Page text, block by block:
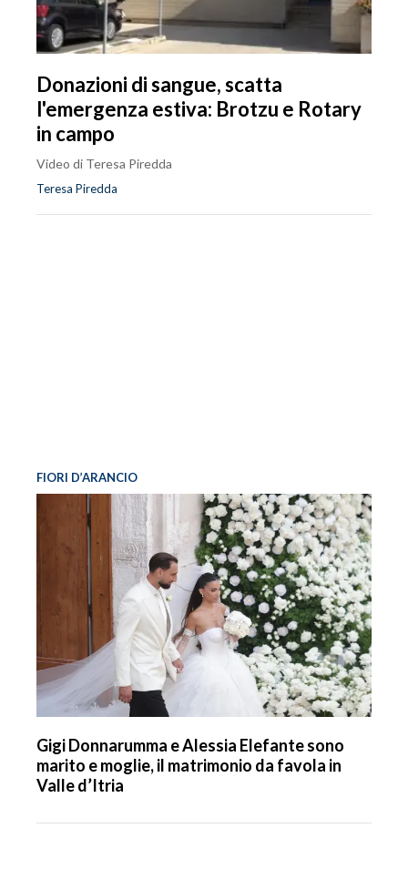
Donazioni di sangue, scatta
l'emergenza estiva: Brotzu e Rotary
in campo
Video di Teresa Piredda
Teresa Piredda
FIORI D’ARANCIO
Gigi Donnarumma e Alessia Elefante sono
marito e moglie, il matrimonio da favola in
Valle d’Itria